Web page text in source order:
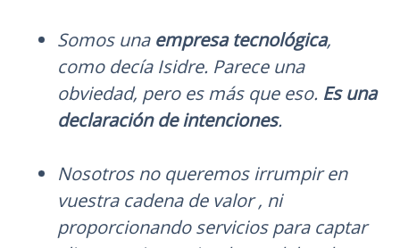
Somos una empresa tecnológica,
como decía Isidre. Parece una
obviedad, pero es más que eso. Es una
declaración de intenciones.
Nosotros no queremos irrumpir en
vuestra cadena de valor , ni
proporcionando servicios para captar